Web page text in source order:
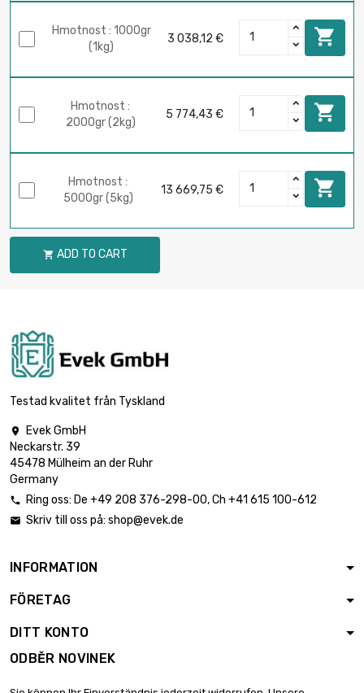
Hmotnost : 1000gr
(1kg)
3 038,12 € 
Hmotnost :
2000gr (2kg)
5 774,43 € 
Hmotnost :
5000gr (5kg)
13 669,75 € 
 ADD TO CART
Testad kvalitet från Tyskland

Evek GmbH
Neckarstr. 39
45478 Mülheim an der Ruhr
Germany
 Ring oss: De +49 208 376-298-00, Ch +41 615 100-612
 Skriv till oss på: shop@evek.de
INFORMATION
FÖRETAG
DITT KONTO
ODBĚR NOVINEK